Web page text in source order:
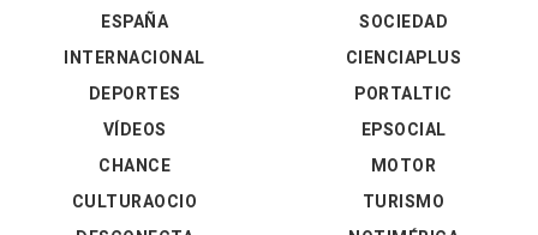
ESPAÑA
INTERNACIONAL
DEPORTES
VÍDEOS
SOCIEDAD
CIENCIAPLUS
PORTALTIC
EPSOCIAL
CHANCE
CULTURAOCIO
MOTOR
TURISMO